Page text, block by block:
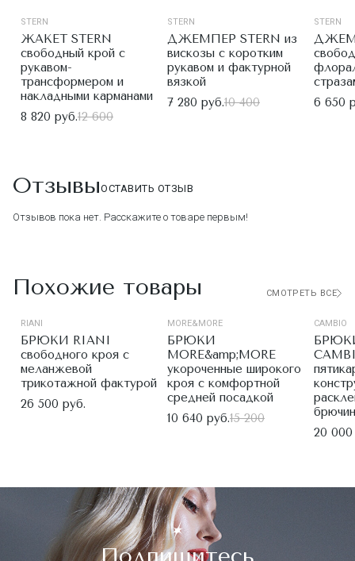
STERN
ЖАКЕТ STERN
свободный крой с
рукавом-
трансформером и
накладными карманами
8 820 руб.12 600
STERN
ДЖЕМПЕР STERN из
вискозы с коротким
рукавом и фактурной
вязкой
7 280 руб.10 400
STERN
6 650
ОтзывыОСТАВИТЬ ОТЗЫВ
Отзывов пока нет. Расскажите о товаре первым!
Похожие товары СМОТРЕТЬ ВСЕ
RIANI
БРЮКИ RIANI
свободного кроя с
меланжевой
трикотажной фактурой
26 500 руб.
MORE&MORE
БРЮКИ
MORE&amp;MORE
укороченные широкого
кроя с комфортной
средней посадкой
10 640 руб.15 200
CAMBIO
20 000
Подпишитесь